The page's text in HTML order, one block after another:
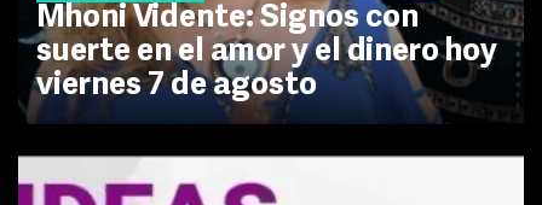
Mhoni Vidente: Signos con
suerte en el amor y el dinero hoy
viernes 7 de agosto